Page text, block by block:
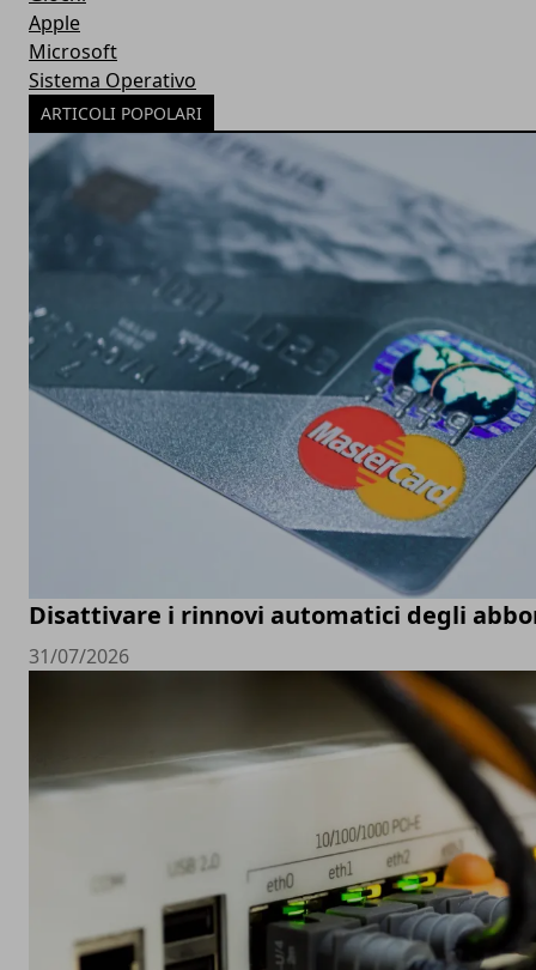
Apple
Microsoft
Sistema Operativo
ARTICOLI POPOLARI
Disattivare i rinnovi automatici degli
31/07/2026